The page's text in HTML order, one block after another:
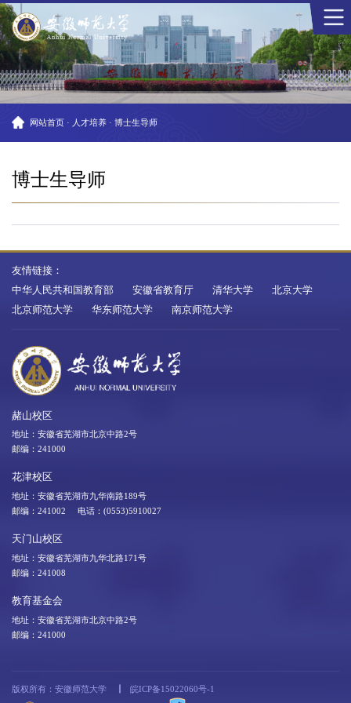
网站首页 · 人才培养 · 博士生导师
博士生导师
友情链接：
中华人民共和国教育部
安徽省教育厅 清华大学
北京大学
北京师范大学
华东师范大学 南京师范大学
赭山校区
地址：安徽省芜湖市北京中路2号
邮编：241000
花津校区
地址：安徽省芜湖市九华南路189号
邮编：241002 电话：(0553)5910027
天门山校区
地址：安徽省芜湖市九华北路171号
邮编：241008
教育基金会
地址：安徽省芜湖市北京中路2号
邮编：241000
版权所有：安徽师范大学 皖ICP备15022060号-1